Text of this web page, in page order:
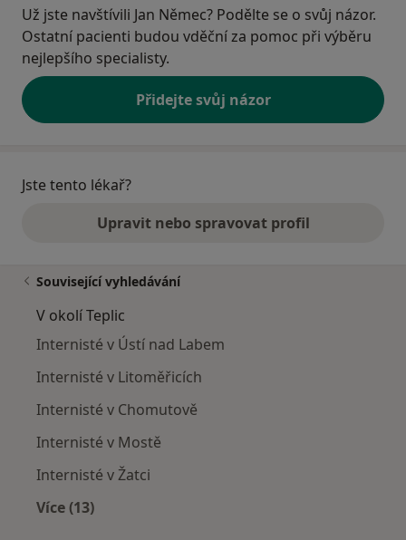
Už jste navštívili Jan Němec? Podělte se o svůj názor.
Ostatní pacienti budou vděční za pomoc při výběru
nejlepšího specialisty.
Přidejte svůj názor
Jste tento lékař?
Upravit nebo spravovat profil
Související vyhledávání
V okolí Teplic
Internisté v Ústí nad Labem
Internisté v Litoměřicích
Internisté v Chomutově
Internisté v Mostě
Internisté v Žatci
Více (13)